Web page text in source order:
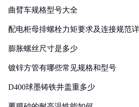
曲臂车规格型号大全
配电柜母排螺栓力矩要求及连接规范
膨胀螺丝尺寸是多少
镀锌方管有哪些常见规格和型号
D400球墨铸铁井盖重多少